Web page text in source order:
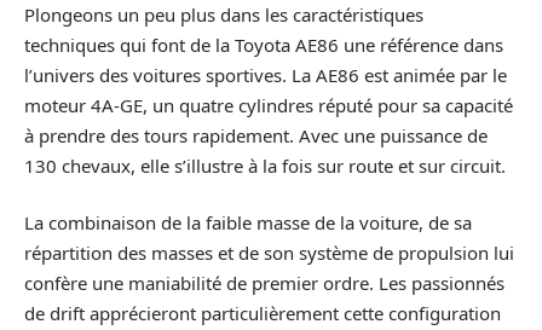
Plongeons un peu plus dans les caractéristiques
techniques qui font de la Toyota AE86 une référence dans
l’univers des voitures sportives. La AE86 est animée par le
moteur 4A-GE, un quatre cylindres réputé pour sa capacité
à prendre des tours rapidement. Avec une puissance de
130 chevaux, elle s’illustre à la fois sur route et sur circuit.
La combinaison de la faible masse de la voiture, de sa
répartition des masses et de son système de propulsion lui
confère une maniabilité de premier ordre. Les passionnés
de drift apprécieront particulièrement cette configuration